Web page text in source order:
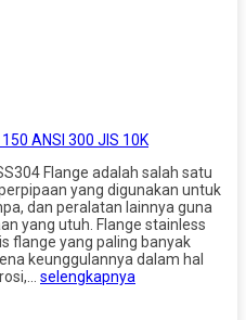
ANSI 300 JIS 10K
Flange adalah salah satu
yang digunakan untuk
dan peralatan lainnya guna
yang utuh. Flange stainless
flange yang paling banyak
keunggulannya dalam hal
selengkapnya